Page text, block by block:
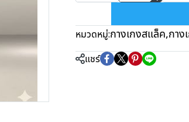
หมวดหมู่:กางเกงสแล็ค,กาง
แชร์